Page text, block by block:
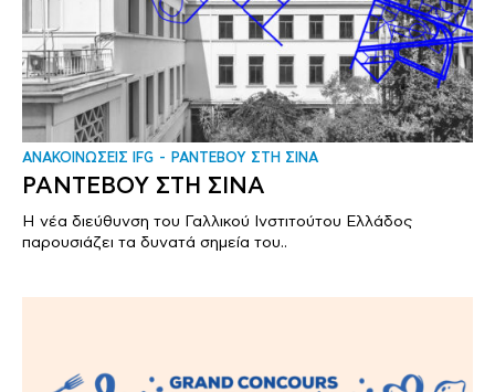
ΑΝΑΚΟΙΝΩΣΕΙΣ IFG ΡΑΝΤΕΒΟΥ ΣΤΗ ΣΙΝΑ
ΡΑΝΤΕΒΟΥ ΣΤΗ ΣΙΝΑ
Η νέα διεύθυνση του Γαλλικού Ινστιτούτου Ελλάδος
παρουσιάζει τα δυνατά σημεία του..